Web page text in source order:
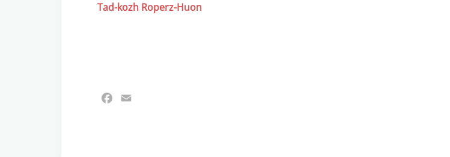
Tad-kozh Roperz-Huon
Facebook